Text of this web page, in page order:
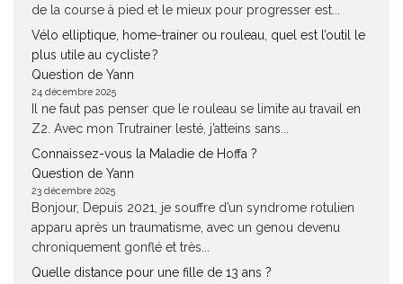
de la course à pied et le mieux pour progresser est...
Vélo elliptique, home-trainer ou rouleau, quel est l’outil le
plus utile au cycliste ?
Question de Yann
24 décembre 2025
Il ne faut pas penser que le rouleau se limite au travail en
Z2. Avec mon Trutrainer lesté, j’atteins sans...
Connaissez-vous la Maladie de Hoffa ?
Question de Yann
23 décembre 2025
Bonjour, Depuis 2021, je souffre d’un syndrome rotulien
apparu après un traumatisme, avec un genou devenu
chroniquement gonflé et très...
Quelle distance pour une fille de 13 ans ?